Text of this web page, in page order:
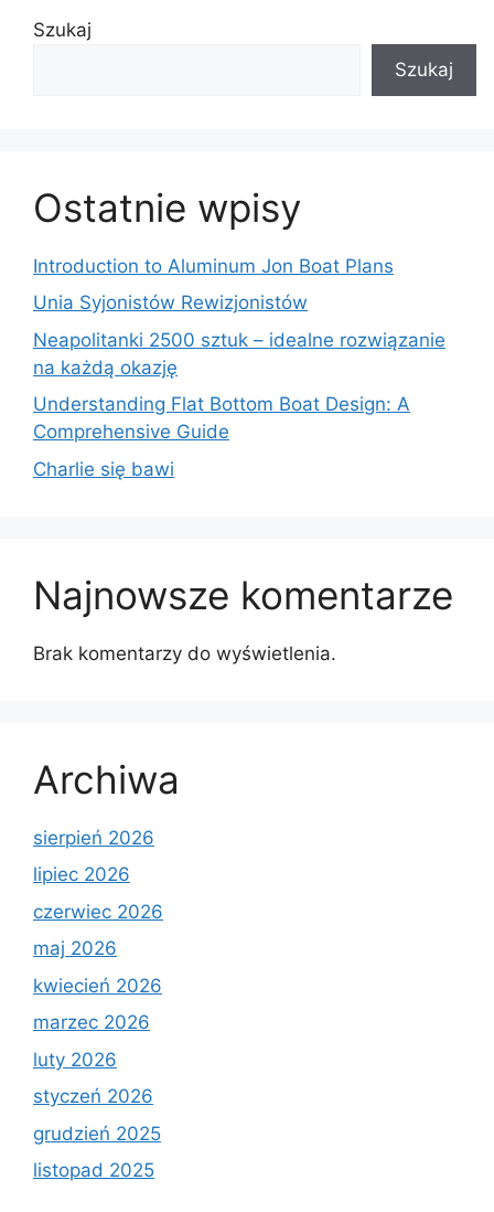
Szukaj
Szukaj
Ostatnie wpisy
Introduction to Aluminum Jon Boat Plans
Unia Syjonistów Rewizjonistów
Neapolitanki 2500 sztuk – idealne rozwiązanie
na każdą okazję
Understanding Flat Bottom Boat Design: A
Comprehensive Guide
Charlie się bawi
Najnowsze komentarze
Brak komentarzy do wyświetlenia.
Archiwa
sierpień 2026
lipiec 2026
czerwiec 2026
maj 2026
kwiecień 2026
marzec 2026
luty 2026
styczeń 2026
grudzień 2025
listopad 2025